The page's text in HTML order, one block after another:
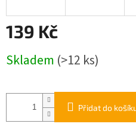
139 Kč
cena:
Skladem (>12 ks)
Přidat do